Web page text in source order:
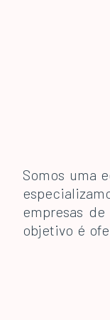
Somos uma
empresas
objetivo é